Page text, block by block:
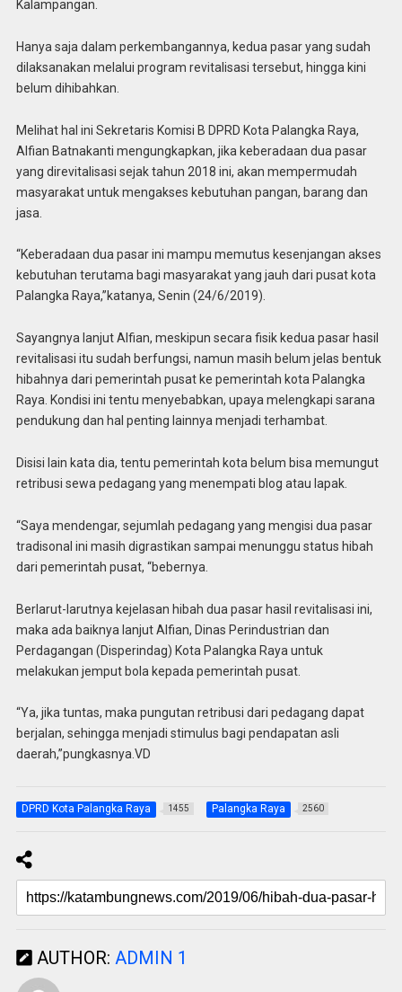
Kalampangan.
Hanya saja dalam perkembangannya, kedua pasar yang sudah
dilaksanakan melalui program revitalisasi tersebut, hingga kini
belum dihibahkan.
Melihat hal ini Sekretaris Komisi B DPRD Kota Palangka Raya,
Alfian Batnakanti mengungkapkan, jika keberadaan dua pasar
yang direvitalisasi sejak tahun 2018 ini, akan mempermudah
masyarakat untuk mengakses kebutuhan pangan, barang dan
jasa.
“Keberadaan dua pasar ini mampu memutus kesenjangan akses
kebutuhan terutama bagi masyarakat yang jauh dari pusat kota
Palangka Raya,”katanya, Senin (24/6/2019).
Sayangnya lanjut Alfian, meskipun secara fisik kedua pasar hasil
revitalisasi itu sudah berfungsi, namun masih belum jelas bentuk
hibahnya dari pemerintah pusat ke pemerintah kota Palangka
Raya. Kondisi ini tentu menyebabkan, upaya melengkapi sarana
pendukung dan hal penting lainnya menjadi terhambat.
Disisi lain kata dia, tentu pemerintah kota belum bisa memungut
retribusi sewa pedagang yang menempati blog atau lapak.
“Saya mendengar, sejumlah pedagang yang mengisi dua pasar
tradisonal ini masih digrastikan sampai menunggu status hibah
dari pemerintah pusat, “bebernya.
Berlarut-larutnya kejelasan hibah dua pasar hasil revitalisasi ini,
maka ada baiknya lanjut Alfian, Dinas Perindustrian dan
Perdagangan (Disperindag) Kota Palangka Raya untuk
melakukan jemput bola kepada pemerintah pusat.
“Ya, jika tuntas, maka pungutan retribusi dari pedagang dapat
berjalan, sehingga menjadi stimulus bagi pendapatan asli
daerah,”pungkasnya.VD
DPRD Kota Palangka Raya 1455 Palangka Raya 2560
AUTHOR: ADMIN 1